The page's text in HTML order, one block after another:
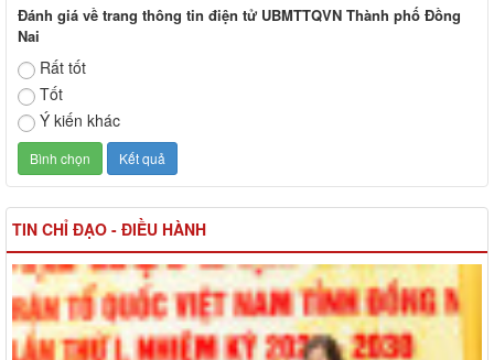
Đánh giá về trang thông tin điện tử UBMTTQVN Thành phố Đồng
Nai
Rất tốt
Tốt
Ý kiến khác
TIN CHỈ ĐẠO - ĐIỀU HÀNH